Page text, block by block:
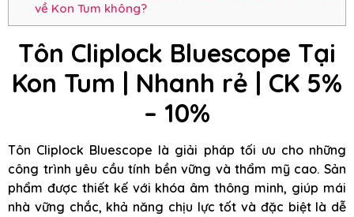
về Kon Tum không?
Tôn Cliplock Bluescope Tại
Kon Tum | Nhanh rẻ | CK 5%
– 10%
Tôn Cliplock Bluescope là giải pháp tối ưu cho những
công trình yêu cầu tính bền vững và thẩm mỹ cao. Sản
phẩm được thiết kế với khóa âm thông minh, giúp mái
nhà vững chắc, khả năng chịu lực tốt và đặc biệt là dễ